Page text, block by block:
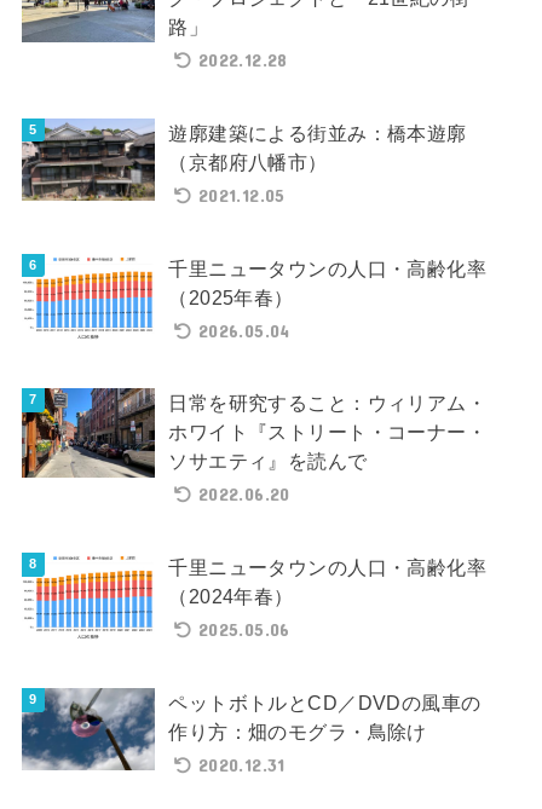
路」
2022.12.28
遊廓建築による街並み：橋本遊廓
（京都府八幡市）
2021.12.05
千里ニュータウンの人口・高齢化率
（2025年春）
2026.05.04
日常を研究すること：ウィリアム・
ホワイト『ストリート・コーナー・
ソサエティ』を読んで
2022.06.20
千里ニュータウンの人口・高齢化率
（2024年春）
2025.05.06
ペットボトルとCD／DVDの風車の
作り方：畑のモグラ・鳥除け
2020.12.31